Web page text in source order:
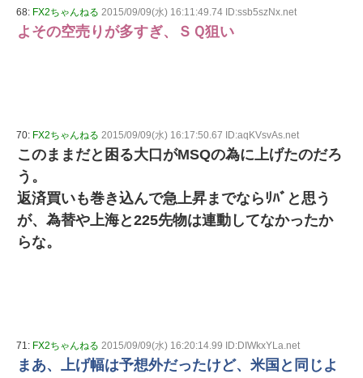
68: FX2ちゃんねる 2015/09/09(水) 16:11:49.74 ID:ssb5szNx.net
よその空売りが多すぎ、ＳＱ狙い
70: FX2ちゃんねる 2015/09/09(水) 16:17:50.67 ID:aqKVsvAs.net
このままだと困る大口がMSQの為に上げたのだろ
う。
返済買いも巻き込んで急上昇までならﾘﾊﾞと思う
が、為替や上海と225先物は連動してなかったか
らな。
71: FX2ちゃんねる 2015/09/09(水) 16:20:14.99 ID:DIWkxYLa.net
まあ、上げ幅は予想外だったけど、米国と同じよ